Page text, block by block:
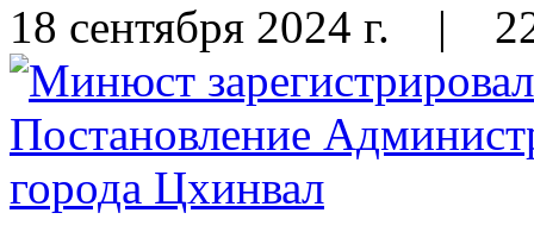
18 сентября 2024 г. |